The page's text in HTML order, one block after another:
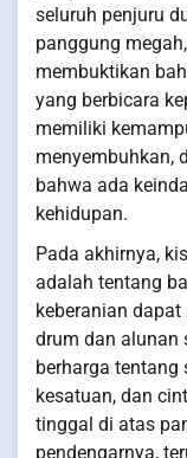
seluruh penjuru
panggung
membuktikan
yang berbicara
memiliki
menyembuhkan,
bahwa ada
kehidupan.
Pada akhirnya,
adalah tentang
keberanian
drum dan alunan
berharga tentang
kesatuan, dan
tinggal di atas
pendengarnya,